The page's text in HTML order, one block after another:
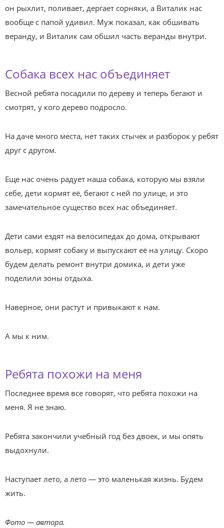
он рыхлит, поливает, дергает сорняки, а Виталик нас
вообще с папой удивил. Муж показал, как обшивать
веранду, и Виталик сам обшил часть веранды внутри.
Собака всех нас объединяет
Весной ребята посадили по дереву и теперь бегают и
смотрят, у кого дерево подросло.
На даче много места, нет таких стычек и разборок у ребят
друг с другом.
Еще нас очень радует наша собака, которую мы взяли
себе, дети кормят её, бегают с ней по улице, и это
замечательное существо всех нас объединяет.
Дети сами ездят на велосипедах до дома, открывают
вольер, кормят собаку и выпускают её на улицу. Скоро
будем делать ремонт внутри домика, и дети уже
поделили зоны отдыха.
Наверное, они растут и привыкают к нам.
А мы к ним.
Ребята похожи на меня
Последнее время все говорят, что ребята похожи на
меня. Я не знаю.
Ребята закончили учебный год без двоек, и мы опять
выдохнули.
Наступает лето, а лето — это маленькая жизнь. Будем
жить.
Фото — автора.